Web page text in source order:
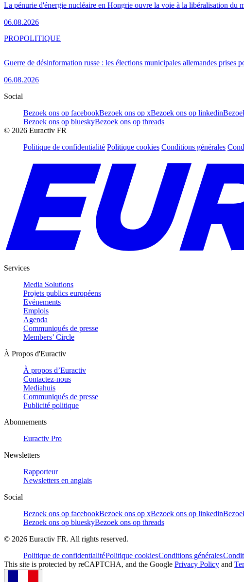
La pénurie d'énergie nucléaire en Hongrie ouvre la voie à la libéralisation du
06.08.2026
Guerre de désinformation russe : les élections municipales allemandes prises
06.08.2026
PROPOLITIQUE
Social
Bezoek ons op facebookBezoek ons op xBezoek ons op linkedin
Bezoek ons op blueskyBezoek ons op threads
© 2026 Euractiv FR
Politique de confidentialité Politique cookies Conditions générales
Services
Media Solutions
Projets publics européens
Evénements
Emplois
Agenda
Communiqués de presse
Members’ Circle
À Propos d'Euractiv
À propos d’Euractiv
Contactez-nous
Mediahuis
Communiqués de presse
Publicité politique
Abonnements
Euractiv Pro
Newsletters
Rapporteur
Newsletters en anglais
Social
Bezoek ons op facebookBezoek ons op xBezoek ons op linkedin
Bezoek ons op blueskyBezoek ons op threads
© 2026 Euractiv FR. All rights reserved.
Politique de confidentialitéPolitique cookiesConditions générales
This site is protected by reCAPTCHA, and the Google Privacy Policy and